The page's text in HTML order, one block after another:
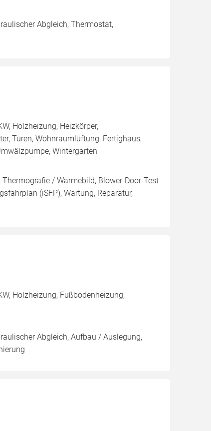
Abgleich, Thermostat,
Holzheizung, Heizkörper,
Türen, Wohnraumlüftung, Fertighaus,
Wintergarten
/ Wärmebild, Blower-Door-Test
(iSFP), Wartung, Reparatur,
Holzheizung, Fußbodenheizung,
Abgleich, Aufbau / Auslegung,